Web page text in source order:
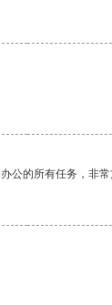
公的所有任务，非常